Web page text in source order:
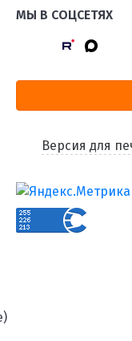
МЫ В СОЦСЕТЯХ
Версия для